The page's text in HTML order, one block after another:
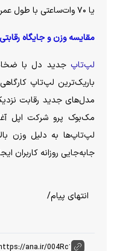
یا ۷۰ وات‌ساعتی با طول عمر بالا تأمین می‌شود.
مقایسه وزن و جایگاه رقابتی
لپ‌تاپ
باریک‌ترین لپ‌تاپ
مدل‌های جدید رقابت
مک‌بوک پرو شرکت اپل
جابه‌جایی روزانه کاربران
انتهای پیام/